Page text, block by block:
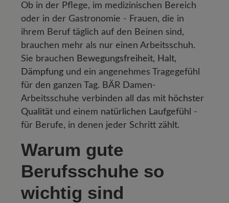
Ob in der Pflege, im medizinischen Bereich
oder in der Gastronomie - Frauen, die in
ihrem Beruf täglich auf den Beinen sind,
brauchen mehr als nur einen Arbeitsschuh.
Sie brauchen Bewegungsfreiheit, Halt,
Dämpfung und ein angenehmes Tragegefühl
für den ganzen Tag. BÄR Damen-
Arbeitsschuhe verbinden all das mit höchster
Qualität und einem natürlichen Laufgefühl
-
für Berufe, in denen jeder Schritt zählt.
Warum gute
Berufsschuhe so
wichtig sind